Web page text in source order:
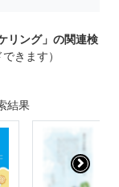
リング」の関連検
きます）
結果